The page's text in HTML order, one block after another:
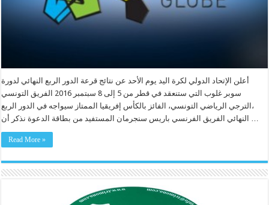
أعلن الإتحاد الدولي لكرة اليد يوم الأحد عن نتائج قرعة الدور الربع النهائي لدورة
سوبر غلوب التي ستنعقد في قطر من 5 إلى 8 سبتمبر 2016 الفريق التونسي
،الترجي الرياضي التونسي، الفائز بالكأس إفريقيا الممتاز سيواجه في الدور الربع
النهائي الفريق الفرنسي باريس سنجرمان المستفيد من بطاقة الدعوة نذكر أن …
Read More »